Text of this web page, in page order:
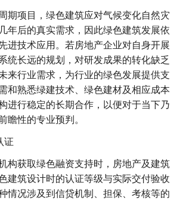
期项目，绿色建筑应对气候变化自然灾
年后的真实需求，因此绿色建筑发展依
进技术应用。若房地产企业对自身开展
统长远的规划，对研发成果的转化缺乏
来行业需求，为行业的绿色发展提供支
和熟悉绿建技术、绿色建材及相应成本
进行稳定的长期合作，以便对于当下乃
瞻性的专业预判。
证
构获取绿色融资支持时，房地产及建筑
建筑设计时的认证等级与实际交付验收
情况涉及到信贷机制、担保、考核等的